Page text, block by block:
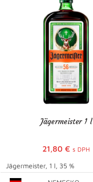
Jägermeister 1 l
21,80 € s DPH
Jägermeister, 1 l, 35 %